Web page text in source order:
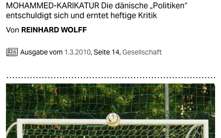
MOHAMMED-KARIKATUR Die dänische „Politiken“
entschuldigt sich und erntet heftige Kritik
Von REINHARD WOLFF
Ausgabe vom 1.3.2010,Seite 14,Gesellschaft